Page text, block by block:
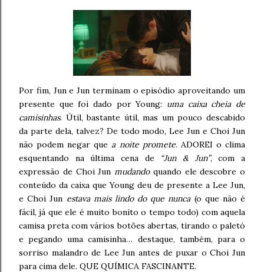
Por fim, Jun e Jun terminam o episódio aproveitando um
presente que foi dado por Young: uma caixa cheia de
camisinhas. Útil, bastante útil, mas um pouco descabido
da parte dela, talvez? De todo modo, Lee Jun e Choi Jun
não podem negar quea noite promete. ADOREI o clima
esquentando na última cena de “Jun & Jun”, com a
expressão de Choi Jun mudandoquando ele descobre o
conteúdo da caixa que Young deu de presente a Lee Jun,
e Choi Jun estava mais lindo do que nunca(o que não é
fácil, já que ele é muito bonito o tempo todo) com aquela
camisa preta com vários botões abertas, tirando o paletó
e pegando uma camisinha… destaque, também, para o
sorriso malandro de Lee Jun antes de puxar o Choi Jun
para cima dele. QUE QUÍMICA FASCINANTE.